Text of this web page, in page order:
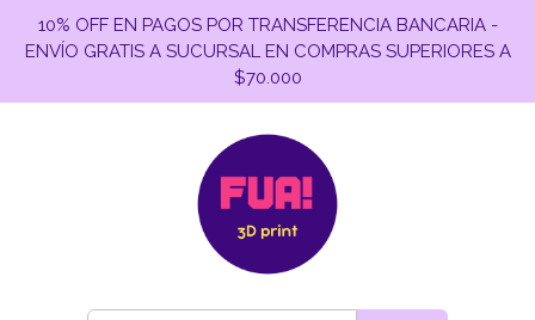
10% OFF EN PAGOS POR TRANSFERENCIA BANCARIA -
ENVÍO GRATIS A SUCURSAL EN COMPRAS SUPERIORES A
$70.000